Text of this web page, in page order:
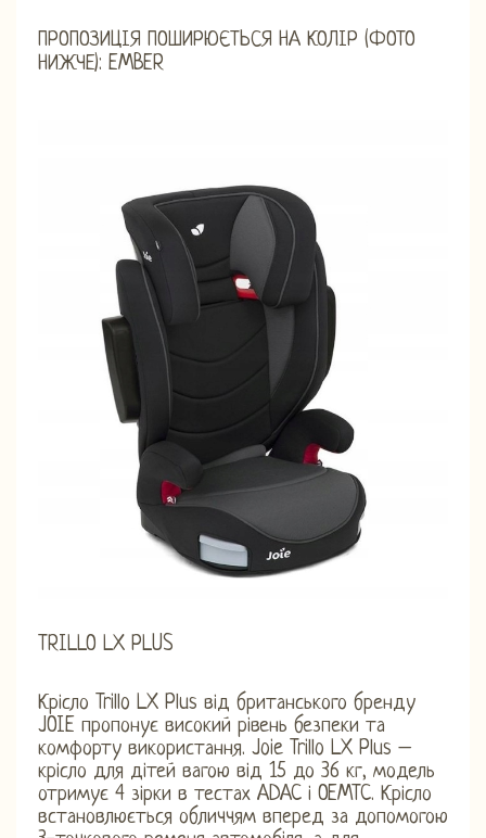
ПРОПОЗИЦІЯ ПОШИРЮЄТЬСЯ НА КОЛІР (ФОТО
НИЖЧЕ): EMBER
TRILLO LX PLUS
Крісло Trillo LX Plus від британського бренду
JOIE пропонує високий рівень безпеки та
комфорту використання. Joie Trillo LX Plus –
крісло для дітей вагою від 15 до 36 кг, модель
отримує 4 зірки в тестах ADAC і OEMTC. Крісло
встановлюється обличчям вперед за допомогою